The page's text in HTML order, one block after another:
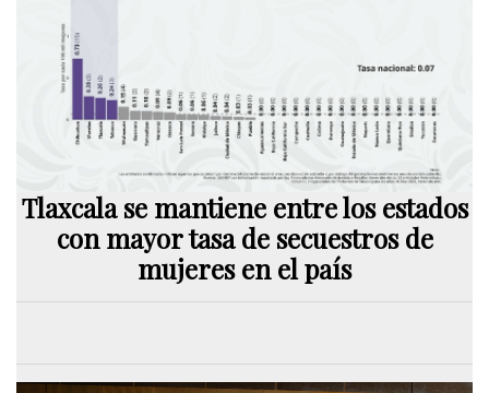
Tlaxcala se mantiene entre los estados
con mayor tasa de secuestros de
mujeres en el país